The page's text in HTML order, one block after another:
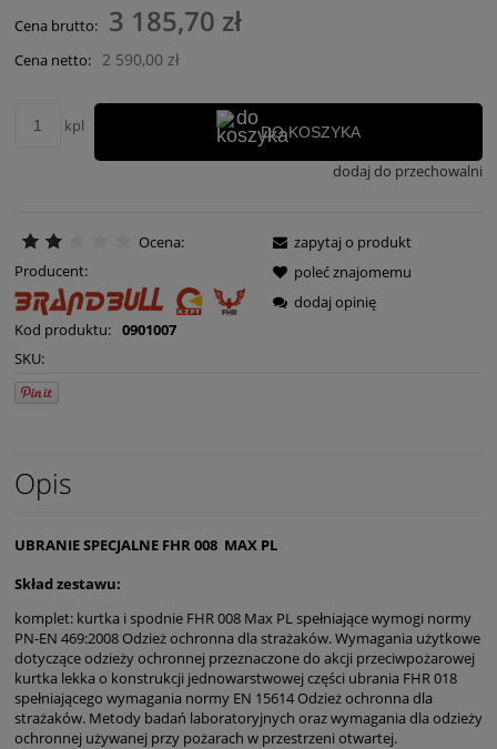
Cena brutto: 3 185,70 zł
Cena netto: 2 590,00 zł
kpl DO KOSZYKA
dodaj do przechowalni
Ocena:
Producent:
Kod produktu: 0901007
SKU:
zapytaj o produkt
poleć znajomemu
dodaj opinię
Opis
UBRANIE SPECJALNE FHR 008 MAX PL
Skład zestawu:
komplet: kurtka i spodnie FHR 008 Max PL spełniające wymogi normy
PN-EN 469:2008 Odzież ochronna dla strażaków. Wymagania użytkowe
dotyczące odzieży ochronnej przeznaczone do akcji przeciwpożarowej
kurtka lekka o konstrukcji jednowarstwowej części ubrania FHR 018
spełniającego wymagania normy EN 15614 Odzież ochronna dla
strażaków. Metody badań laboratoryjnych oraz wymagania dla odzieży
ochronnej używanej przy pożarach w przestrzeni otwartej.